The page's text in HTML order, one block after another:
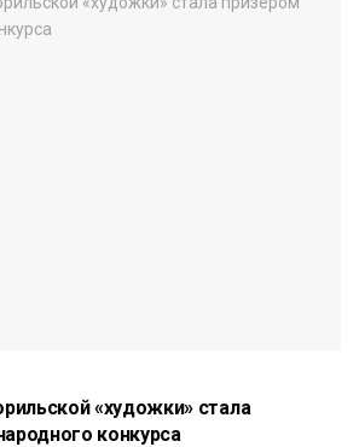
«художки» стала
конкурса